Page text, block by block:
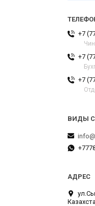
+7
+7
+7